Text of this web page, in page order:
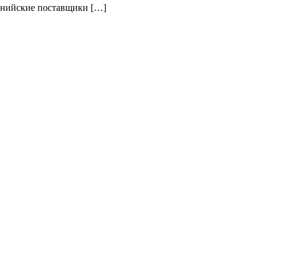
поставщики […]